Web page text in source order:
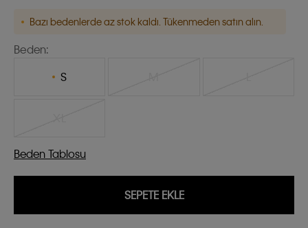
Bazı bedenlerde az stok kaldı. Tükenmeden satın alın.
Beden:
S
Beden Tablosu
SEPETE EKLE